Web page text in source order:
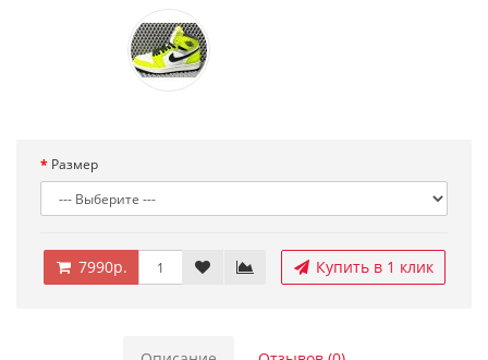
Размер
7990р. Купить в 1 клик